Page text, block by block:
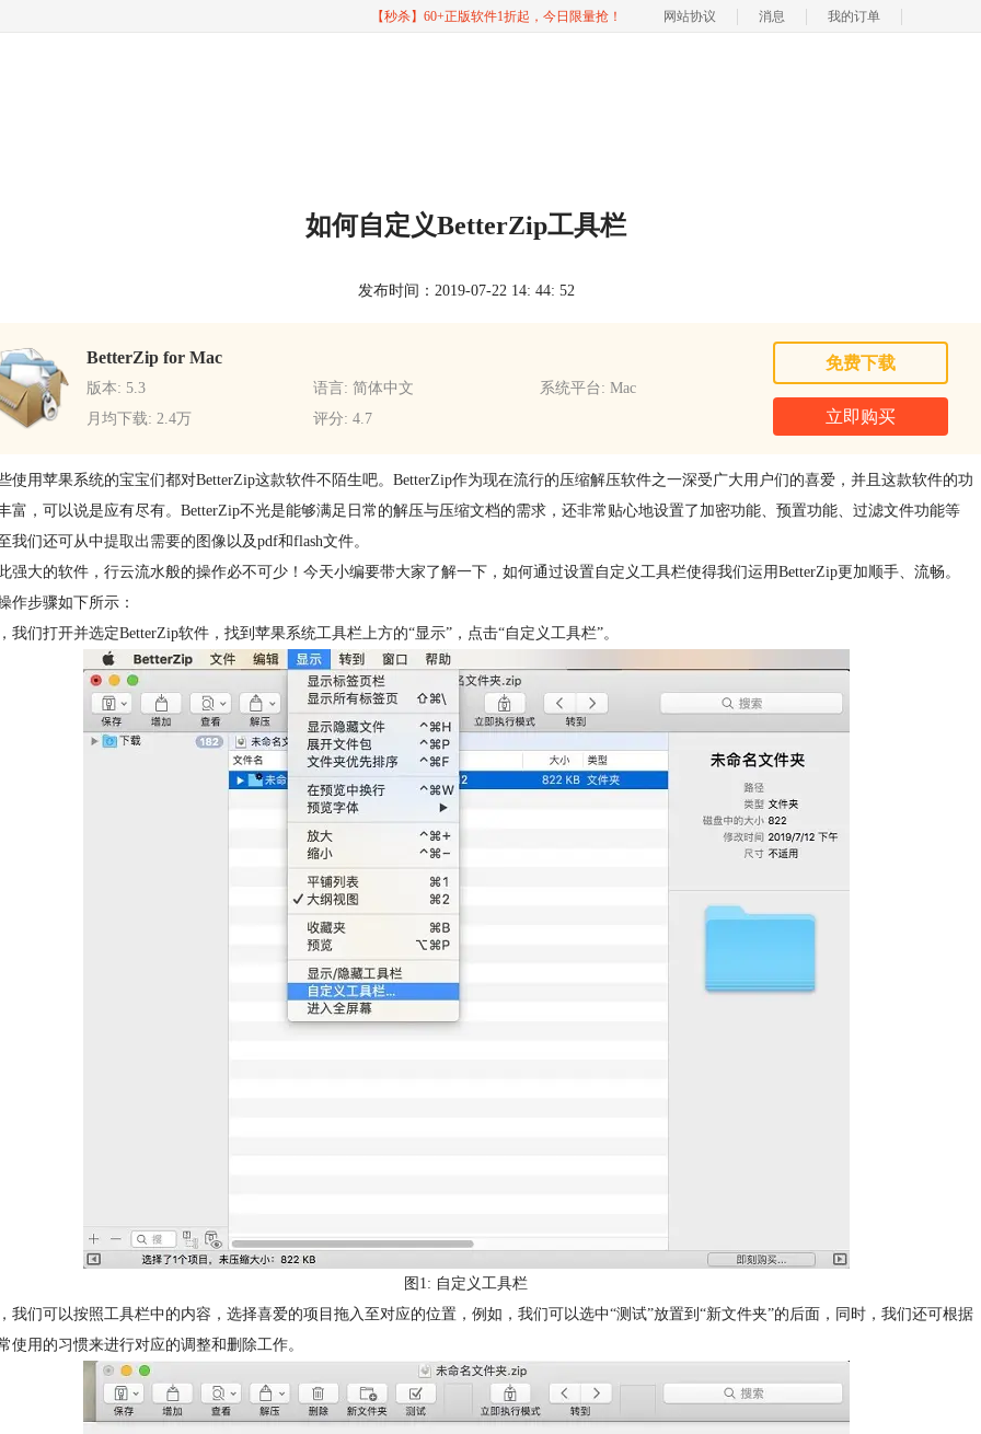
【秒杀】60+正版软件1折起，今日限量抢！ 网站协议 消息 我的订单
如何自定义BetterZip工具栏
发布时间：2019-07-22 14: 44: 52
BetterZip for Mac
版本: 5.3 语言: 简体中文
系统平台: Mac
月均下载: 2.4万
评分: 4.7
免费下载
立即购买
使用苹果系统的宝宝们都对BetterZip这款软件不陌生吧。BetterZip作为现在流行的压缩解压软件之一深受广大用户们的喜爱，并且这款软件的功
富，可以说是应有尽有。BetterZip不光是能够满足日常的解压与压缩文档的需求，还非常贴心地设置了加密功能、预置功能、过滤文件功能等
我们还可从中提取出需要的图像以及pdf和flash文件。
强大的软件，行云流水般的操作必不可少！今天小编要带大家了解一下，如何通过设置自定义工具栏使得我们运用BetterZip更加顺手、流畅。
作步骤如下所示：
我们打开并选定BetterZip软件，找到苹果系统工具栏上方的“显示”，点击“自定义工具栏”。
图1: 自定义工具栏
我们可以按照工具栏中的内容，选择喜爱的项目拖入至对应的位置，例如，我们可以选中“测试”放置到“新文件夹”的后面，同时，我们还可根据
使用的习惯来进行对应的调整和删除工作。